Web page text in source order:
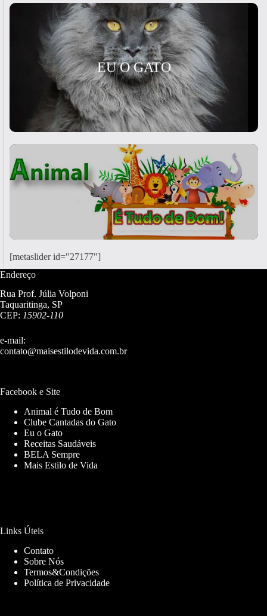
EU O GATO
[metaslider id="27177"]
Endereço
Rua Prof. Júlia Volponi
Taquaritinga, SP
CEP: 15902-110
e-mail:
contato@maisestilodevida.com.br
Facebook e Site
Animal é Tudo de Bom
Clube Cantadas do Gato
Eu o Gato
Receitas Saudáveis
BELA Sempre
Mais Estilo de Vida
Links Úteis
Contato
Sobre Nós
Termos&Condições
Política de Privacidade